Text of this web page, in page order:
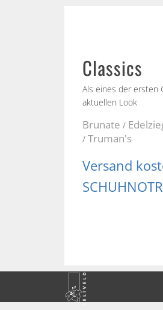
Classics
Als eines der ersten
aktuellen Look
Brunate /
/ Truman's
Versand